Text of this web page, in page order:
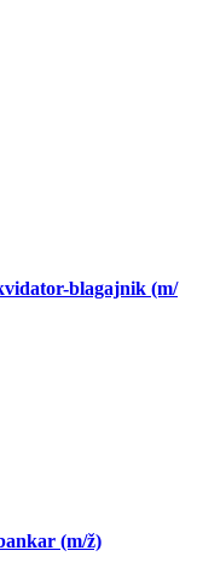
blagajnik (m/
(m/ž)